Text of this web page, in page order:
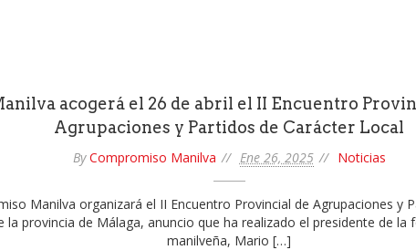
acogerá el 26 de abril el II Encuentro
Agrupaciones y Partidos de Carácter Local
ByCompromiso Manilva Ene 26, 2025 Noticias
Manilva organizará el II Encuentro Provincial de Agrupaciones y
la provincia de Málaga, anuncio que ha realizado el presidente de la
manilveña, Mario […]